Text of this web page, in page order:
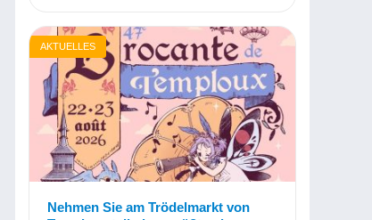
AKTUELLES
Nehmen Sie am Trödelmarkt von